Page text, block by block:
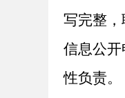
写完整
信息公
性负责